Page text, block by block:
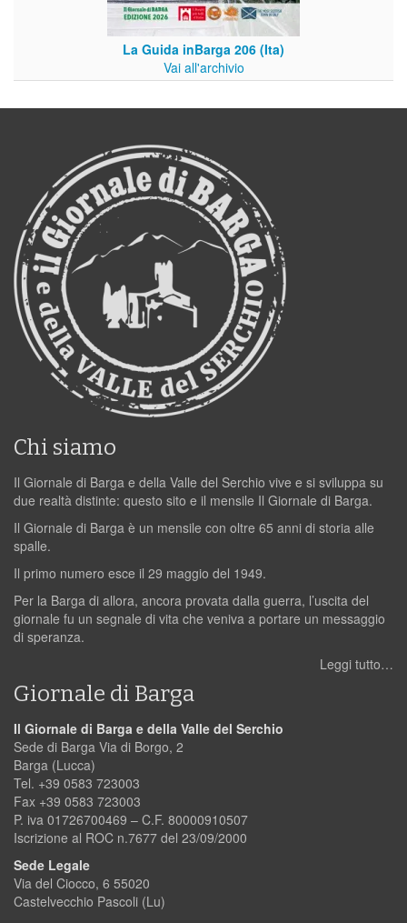
La Guida inBarga 206 (Ita)
Vai all'archivio
Chi siamo
Il Giornale di Barga e della Valle del Serchio vive e si sviluppa su
due realtà distinte: questo sito e il mensile Il Giornale di Barga.
Il Giornale di Barga è un mensile con oltre 65 anni di storia alle
spalle.
Il primo numero esce il 29 maggio del 1949.
Per la Barga di allora, ancora provata dalla guerra, l’uscita del
giornale fu un segnale di vita che veniva a portare un messaggio
di speranza.
Leggi tutto…
Giornale di Barga
Il Giornale di Barga e della Valle del Serchio
Sede di Barga Via di Borgo, 2
Barga (Lucca)
Tel. +39 0583 723003
Fax +39 0583 723003
P. iva 01726700469 – C.F. 80000910507
Iscrizione al ROC n.7677 del 23/09/2000
Sede Legale
Via del Ciocco, 6 55020
Castelvecchio Pascoli (Lu)